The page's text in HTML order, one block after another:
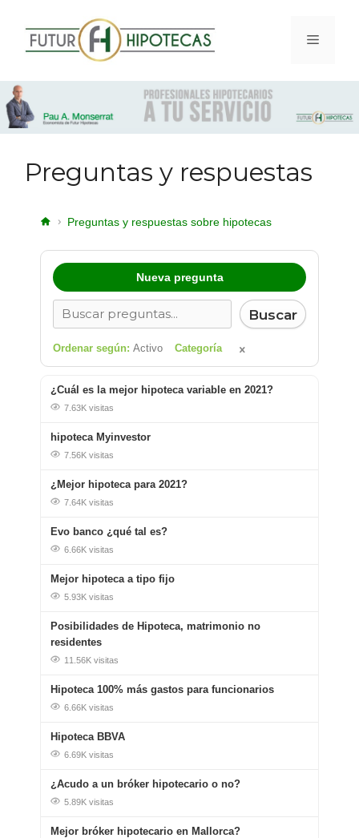
Preguntas y respuestas
Preguntas y respuestas sobre hipotecas
Nueva pregunta
Buscar
Ordenar según: Activo Categoría
¿Cuál es la mejor hipoteca variable en 2021?
7.63K visitas
hipoteca Myinvestor
7.56K visitas
¿Mejor hipoteca para 2021?
7.64K visitas
Evo banco ¿qué tal es?
6.66K visitas
Mejor hipoteca a tipo fijo
5.93K visitas
Posibilidades de Hipoteca, matrimonio no
residentes
11.56K visitas
Hipoteca 100% más gastos para funcionarios
6.66K visitas
Hipoteca BBVA
6.69K visitas
¿Acudo a un bróker hipotecario o no?
5.89K visitas
Mejor bróker hipotecario en Mallorca?